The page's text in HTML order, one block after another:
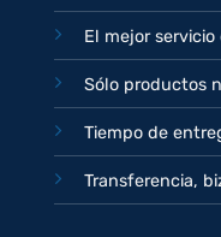
El mejor
Sólo productos
Tiempo de
Transferencia,